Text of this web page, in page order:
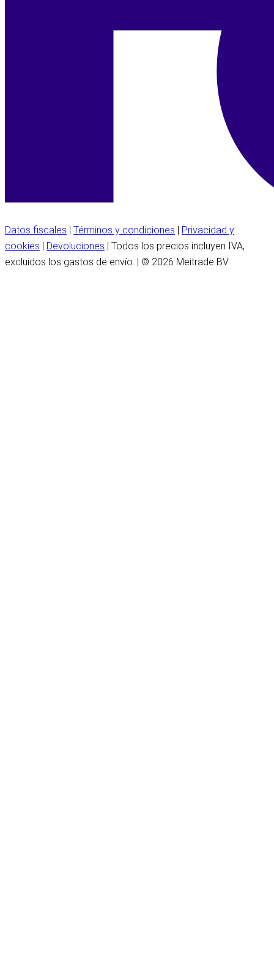
Datos fiscales Términos y condiciones
Privacidad y
cookies
Devoluciones | Todos los precios incluyen IVA,
excluidos los gastos de envío. | © 2026 Meitrade BV